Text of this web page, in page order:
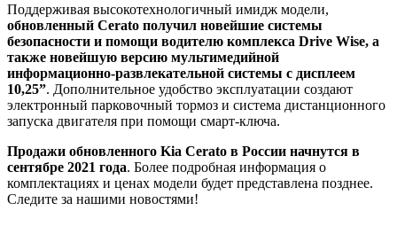
Поддерживая высокотехнологичный имидж модели,
обновленный Cerato получил новейшие системы
безопасности и помощи водителю комплекса Drive Wise, а
также новейшую версию мультимедийной
информационно-развлекательной системы с дисплеем
10,25”. Дополнительное удобство эксплуатации создают
электронный парковочный тормоз и система дистанционного
запуска двигателя при помощи смарт-ключа.
Продажи обновленного Kia Cerato в России начнутся в
сентябре 2021 года. Более подробная информация о
комплектациях и ценах модели будет представлена позднее.
Следите за нашими новостями!